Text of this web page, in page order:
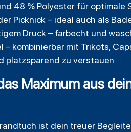
48 % Polyester für
Picknick – ideal auch als
Druck – farbecht und
– kombinierbar mit Trikots,
platzsparend zu verstauen
Maximum aus
ist dein treuer